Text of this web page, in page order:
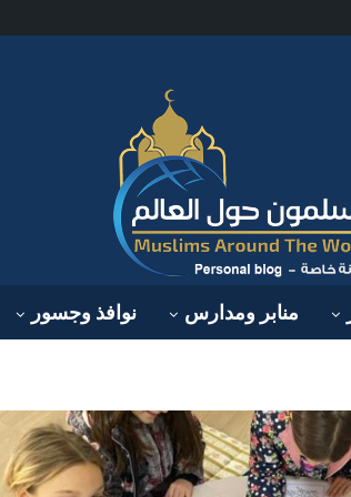
منابر ومدارس نوافذ وجسور